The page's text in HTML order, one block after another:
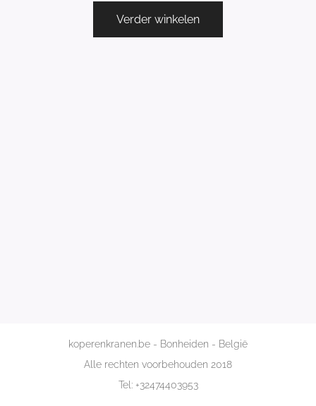
Verder winkelen
koperenkranen.be - Bonheiden - België
Alle rechten voorbehouden 2018
Tel: +32474403953